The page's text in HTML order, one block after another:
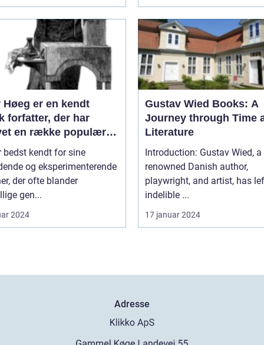
Høeg er en kendt
forfatter, der har
en række populære
bedst kendt for sine
og eksperimenterende
der ofte blander
gen...
2024
Gustav Wied Books: A
Journey through Time
Literature
Introduction: Gustav Wied, a
renowned Danish author,
playwright, and artist, has
indelible ...
17 januar 2024
Adresse